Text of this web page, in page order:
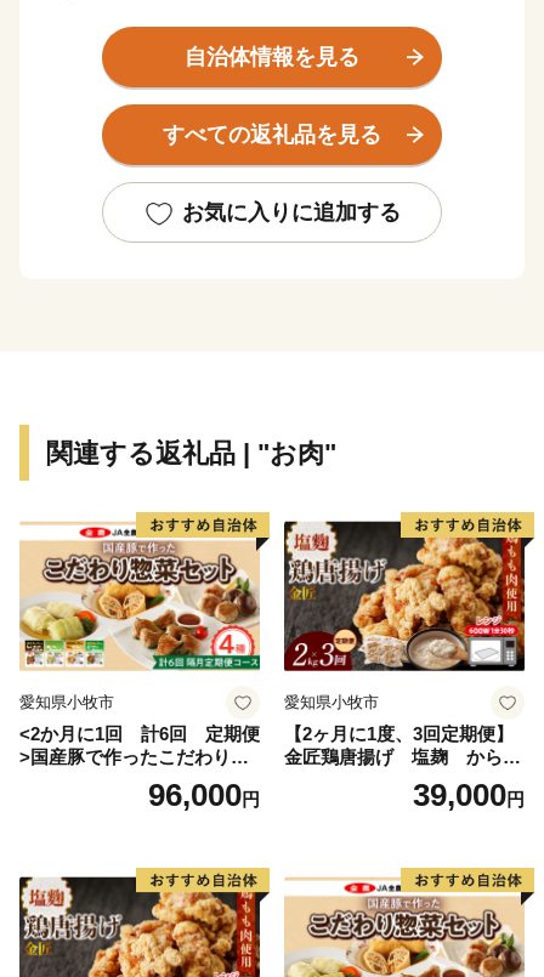
父なる福智山と母なる遠賀川に代表される豊かな自然に
恵まれ、春には約13万本のチューリップが咲き誇りま
す。また、江戸時代は直方藩の城下町として、明治以降
は石炭業や鉄工業で筑豊炭田の中心都市として栄えるな
自然と歴史が織り成す直方市。あなたの温かいご支援
自治体情報を見る
すべての返礼品を見る
お気に入りに追加する
関連する返礼品 | "お肉"
愛知県小牧市
<2か月に1回 計6回 定期便
>国産豚で作ったこだわり惣
96,000円
愛知県小牧市
【2ヶ月に1度、3回定期便】
金匠鶏唐揚げ 塩麹 からあ
39,000円